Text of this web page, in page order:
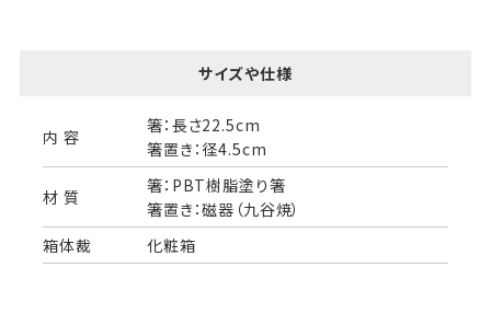
サイズや仕様
内 容
箸：長さ22.5cm
箸置き：径4.5cm
材 質
箸：PBT樹脂塗り箸
箸置き：磁器（九谷焼）
箱体裁
化粧箱